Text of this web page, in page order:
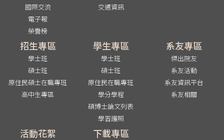
國際交流
電子報
榮譽榜
交通資訊
招生專區
學士班
碩士班
原住民碩士在職專班
高中生專區
學生專區
學士班
碩士班
原住民在職專班
學分學程
碩博士論文列表
學習護照
系友專區
傑出院友
系友活動
系友資訊平台
系友相關
活動花絮 下載專區